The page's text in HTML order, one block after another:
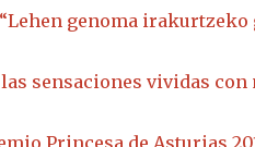
genoma
sensaciones vividas
Princesa de Asturias